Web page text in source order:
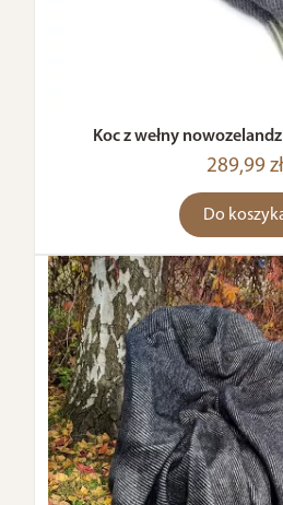
Koc z wełny
289,99 zł
Do